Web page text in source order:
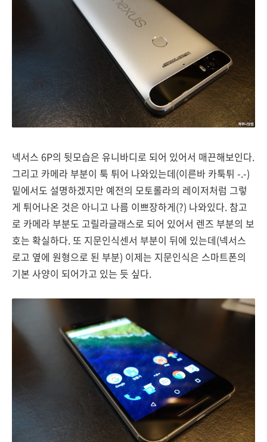
넥서스 6P의 뒷모습은 유니바디로 되어 있어서 매끈해보인다.
그리고 카메라 부분이 툭 튀어 나와있는데(이른바 카툭튀 -.-)
밑에서도 설명하겠지만 예전의 모토롤라의 레이저처럼 그렇
게 튀어나온 것은 아니고 나름 이쁘장하게(?) 나와있다. 참고
로 카메라 부분도 고릴라글래스로 되어 있어서 렌즈 부분의 보
호는 확실하다. 또 지문인식센서 부분이 뒤에 있는데(넥서스
로고 옆에 원형으로 된 부분) 이제는 지문인식은 스마트폰의
기본 사양이 되어가고 있는 듯 싶다.